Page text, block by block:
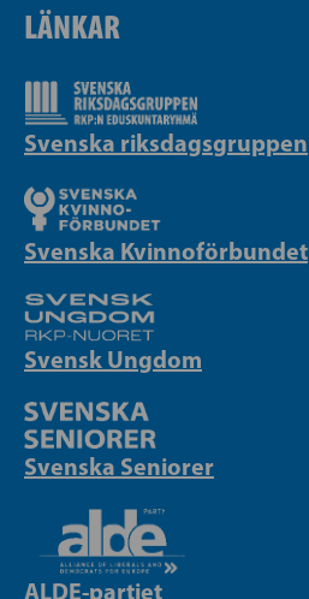
LÄNKAR
Svenska riksdagsgruppen
Svenska Kvinnoförbundet
Svensk Ungdom
Svenska Seniorer
ALDE-partiet